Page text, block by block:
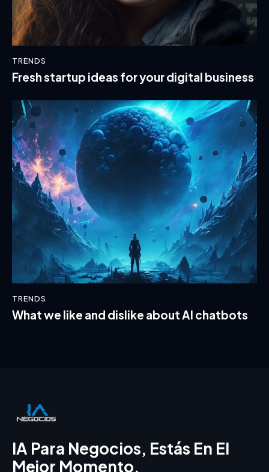
TRENDS
Fresh startup ideas for your digital business
TRENDS
What we like and dislike about AI chatbots
IA Para Negocios, Estás En El
Mejor Momento.